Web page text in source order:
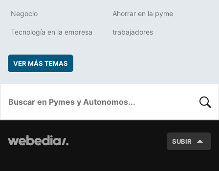
Negocio Ahorrar en la pyme
Tecnología en la empresa trabajadores
VER MÁS TEMAS
SUBIR